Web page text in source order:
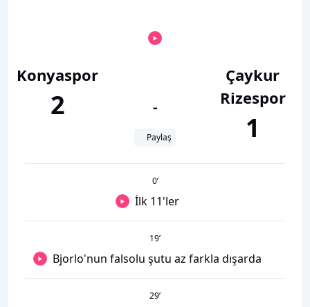
Konyaspor
2 -
Paylaş
Çaykur
Rizespor
1
0’
İlk 11'ler
19’
Bjorlo'nun falsolu şutu az farkla dışarda
29’